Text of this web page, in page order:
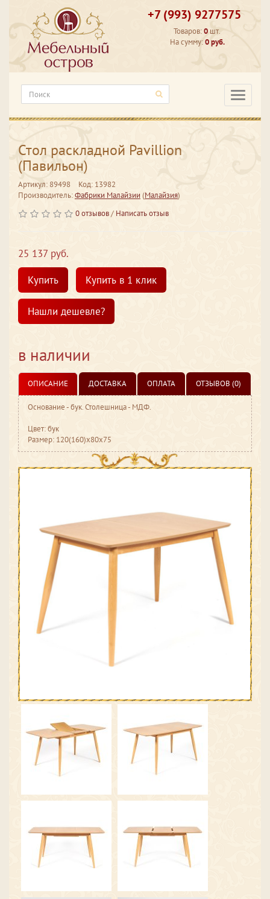
+7 (993) 9277575
Товаров:0 шт.
На сумму:0 руб.
Стол раскладной Pavillion
(Павильон)
Артикул: 89498
Код: 13982
Производитель:Фабрики Малайзии (Малайзия)
0 отзывов/ Написать отзыв
25 137 руб.
Купить
Купить в 1 клик
Нашли дешевле?
в наличии
ОПИСАНИЕ ДОСТАВКА ОПЛАТА ОТЗЫВОВ (0)
Основание - бук. Столешница - МДФ.
Цвет: бук
Размер: 120(160)х80х75